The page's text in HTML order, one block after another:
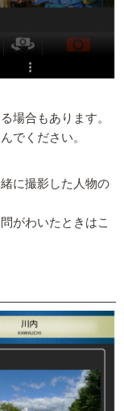
場合もあります。
でください。
に撮影した人物の
がわいたときはこ